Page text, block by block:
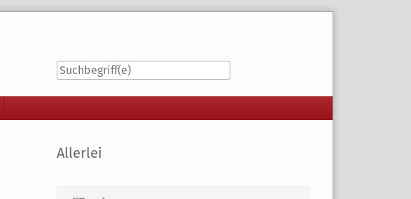
Seitenleiste
Allerlei